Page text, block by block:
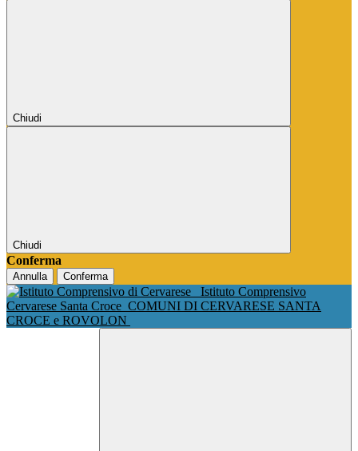
Chiudi
Chiudi
Conferma
Annulla Conferma
Istituto Comprensivo
Cervarese Santa Croce COMUNI DI CERVARESE SANTA
CROCE e ROVOLON